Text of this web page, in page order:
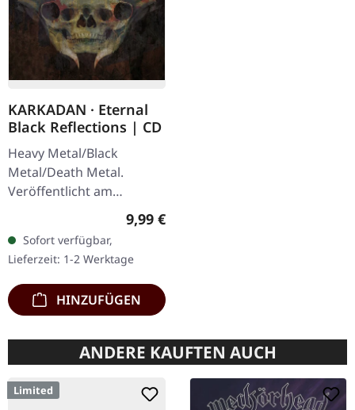
KARKADAN · Eternal
Black Reflections | CD
Heavy Metal/Black
Metal/Death Metal.
Veröffentlicht am
19.01.2002, auf Supreme
Chaos Records. CD im
Jewelcase. Neuauflage mit
neuem Artwork,…
Regulärer Preis:
9,99 €
Sofort verfügbar,
Lieferzeit: 1-2 Werktage
HINZUFÜGEN
ANDERE KAUFTEN AUCH
Limited